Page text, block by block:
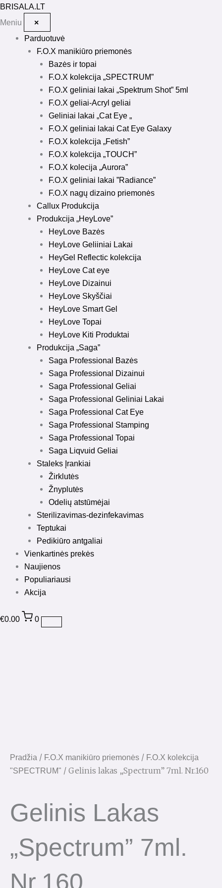
BRISALA.LT
Meniu
×
Parduotuvė
F.O.X manikiūro priemonės
Bazės ir topai
F.O.X kolekcija „SPECTRUM”
F.O.X geliniai lakai „Spektrum Shot” 5ml
F.O.X geliai-Acryl geliai
Geliniai lakai „Cat Eye „
F.O.X geliniai lakai Cat Eye Galaxy
F.O.X kolekcija „Fetish”
F.O.X kolekcija „TOUCH”
F.O.X kolecija „Aurora”
F.O.X geliniai lakai ”Radiance”
F.O.X nagų dizaino priemonės
Callux Produkcija
Produkcija „HeyLove”
HeyLove Bazės
HeyLove Geliiniai Lakai
HeyGel Reflectic kolekcija
HeyLove Cat eye
HeyLove Dizainui
HeyLove Skyščiai
HeyLove Smart Gel
HeyLove Topai
HeyLove Kiti Produktai
Produkcija „Saga”
Saga Professional Bazės
Saga Professional Dizainui
Saga Professional Geliai
Saga Professional Geliniai Lakai
Saga Professional Cat Eye
Saga Professional Stamping
Saga Professional Topai
Saga Liqvuid Geliai
Staleks Įrankiai
Žirklutės
Žnyplutės
Odelių atstūmėjai
Sterilizavimas-dezinfekavimas
Teptukai
Pedikiūro antgaliai
Vienkartinės prekės
Naujienos
Populiariausi
Akcija
€0.00 0
Pereiti
prie
Pradžia / F.O.X manikiūro priemonės / F.O.X kolekcija
"SPECTRUM" / Gelinis lakas „Spectrum” 7ml. Nr.160
Gelinis Lakas
„Spectrum” 7ml.
Nr.160